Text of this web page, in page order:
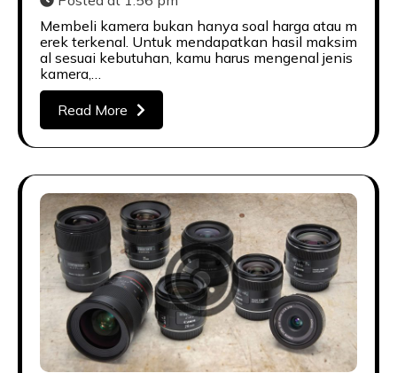
Membeli kamera bukan hanya soal harga atau m
erek terkenal. Untuk mendapatkan hasil maksim
al sesuai kebutuhan, kamu harus mengenal jenis
kamera,…
Read More